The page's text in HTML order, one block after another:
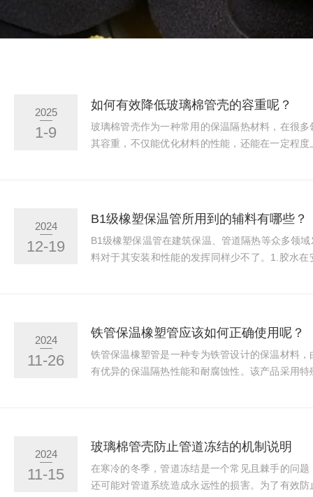
2025
1-9
如何有效降低玻璃棉管壳的容重呢？
玻璃棉管壳作为一种常用的保温隔热材料，在很
其容重，不仅能优化材料的性能，还能在一定程
原料。在配料时，精准把控石英砂、白云石等主
它们在后续的熔化、纤维化等工艺中能构建出更为
2024
12-19
B1级橡塑保温管所用到的辅料有哪些？
B1级橡塑保温管在建筑保温、管道隔热等众多领
料对于其安装和性能的发挥同样少不了。1.胶水
使用过程中保持粘性，适应不同的温度和湿度环
中，胶水能在管道的弯曲部分和连接处紧密固定保
2024
11-26
铁管保温橡塑管应该如何正确使用呢？
铁管保温橡塑管是一种专为铁管设计的保温材料
有优异的保温隔热性能和耐腐蚀性。该产品采用
长度，确保与管道长度匹配。切割管材：使用适
测量的尺寸进行切割，确保切口平整。安装管材：
2024
11-15
玻璃棉管壳防止管道冻结的机制说明
在寒冷的冬季，管道冻结是一个常见且棘手的问
还可能对管道系统造成永远性的损害。为了有效